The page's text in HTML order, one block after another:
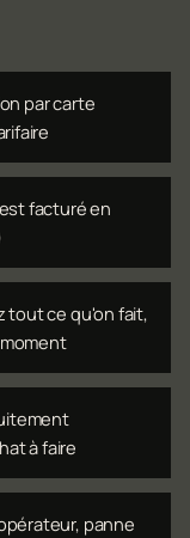
par carte
facturé en
tout ce qu'on fait,
à faire
panne